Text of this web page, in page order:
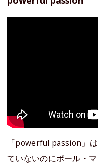
「powerful passion」
ていないのにポール・